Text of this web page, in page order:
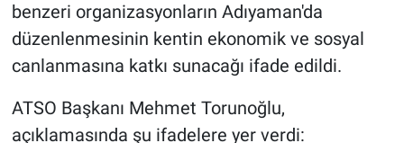
benzeri organizasyonların Adıyaman'da
düzenlenmesinin kentin ekonomik ve sosyal
canlanmasına katkı sunacağı ifade edildi.
ATSO Başkanı Mehmet Torunoğlu,
açıklamasında şu ifadelere yer verdi: